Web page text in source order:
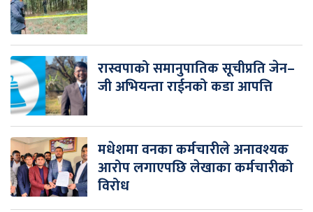
रास्वपाको समानुपातिक सूचीप्रति जेन–
जी अभियन्ता राईनको कडा आपत्ति
मधेशमा वनका कर्मचारीले अनावश्यक
आरोप लगाएपछि लेखाका कर्मचारीको
विरोध